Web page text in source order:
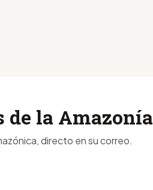
de la Amazonía
directo en su correo.